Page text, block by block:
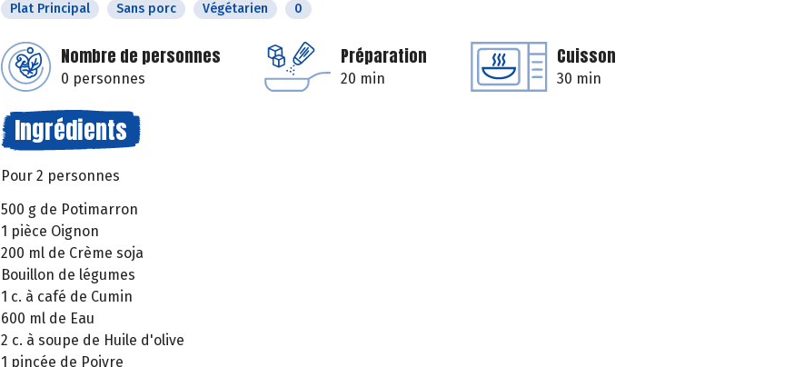
Plat Principal Sans porc Végétarien 0
Nombre de personnes
0 personnes
Préparation
20 min
Cuisson
30 min
Ingrédients
Pour 2 personnes
500 g de Potimarron
1 pièce Oignon
200 ml de Crème soja
Bouillon de légumes
1 c. à café de Cumin
600 ml de Eau
2 c. à soupe de Huile d'olive
1 pincée de Poivre